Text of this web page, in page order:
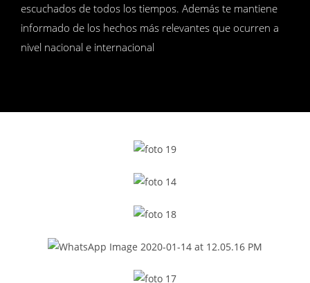
escuchados de todos los tiempos. Además te mantiene
informado de los hechos más relevantes que ocurren a
nivel nacional e internacional